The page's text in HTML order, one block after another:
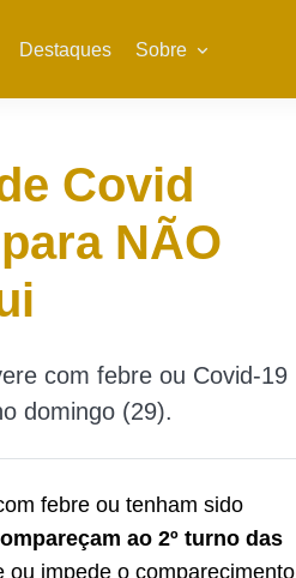
Destaques Sobre
Covid
NÃO
com febre ou Covid-19
domingo (29).
febre ou tenham sido
ao 2º turno das
impede o comparecimento